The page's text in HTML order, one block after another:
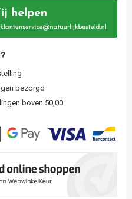
bezorgd
boven 50,00